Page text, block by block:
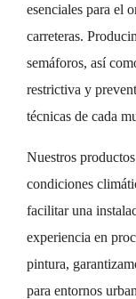
esenciales para el
carreteras.
semáforos, así
restrictiva y
técnicas de cada
Nuestros
condiciones
facilitar una
experiencia en
pintura,
para entornos